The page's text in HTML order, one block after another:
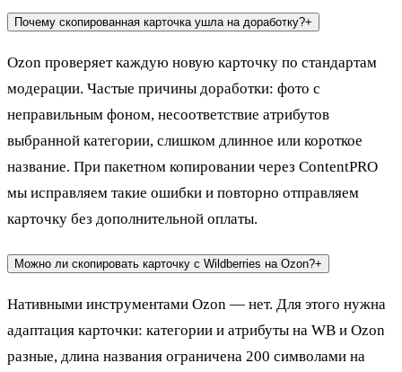
Почему скопированная карточка ушла на доработку?+
Ozon проверяет каждую новую карточку по стандартам
модерации. Частые причины доработки: фото с
неправильным фоном, несоответствие атрибутов
выбранной категории, слишком длинное или короткое
название. При пакетном копировании через ContentPRO
мы исправляем такие ошибки и повторно отправляем
карточку без дополнительной оплаты.
Можно ли скопировать карточку с Wildberries на Ozon?+
Нативными инструментами Ozon — нет. Для этого нужна
адаптация карточки: категории и атрибуты на WB и Ozon
разные, длина названия ограничена 200 символами на